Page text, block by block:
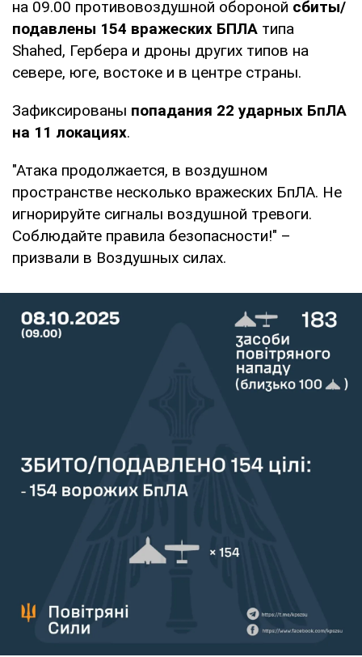
на 09.00 противовоздушной обороной сбиты/
подавлены 154 вражеских БПЛА типа
Shahed, Гербера и дроны других типов на
севере, юге, востоке и в центре страны.
Зафиксированы попадания 22 ударных БпЛА
на 11 локациях.
"Атака продолжается, в воздушном
пространстве несколько вражеских БпЛА. Не
игнорируйте сигналы воздушной тревоги.
Соблюдайте правила безопасности!" –
призвали в Воздушных силах.